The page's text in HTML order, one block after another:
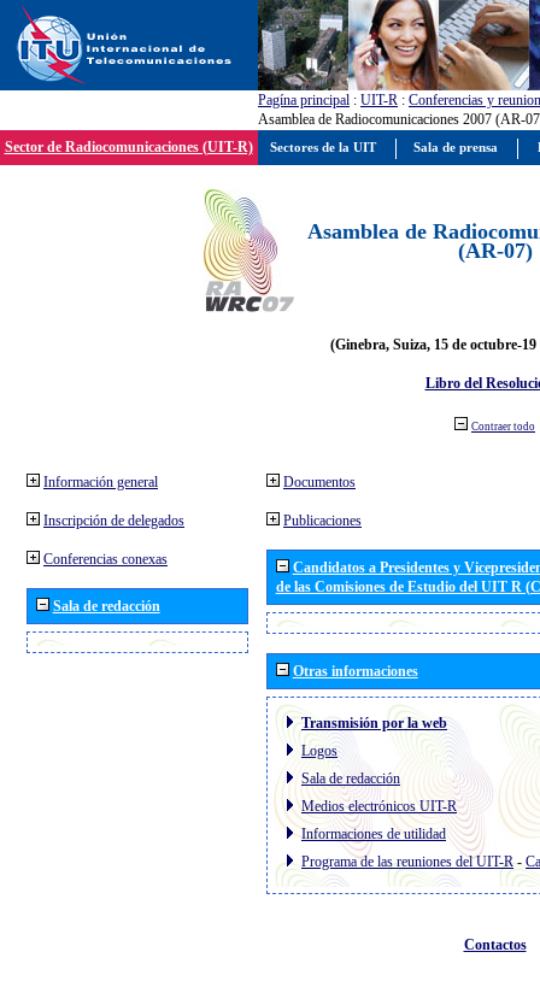
Pagína principal : UIT-R : Conferencias y
Asamblea de Radiocomunicaciones 2007 (AR-
Sector de Radiocomunicaciones (UIT-R)
Asamblea de
(AR-07)
(Ginebra, Suiza, 15 de octubre-19
Libro del
Contraer todo
Información general
Inscripción de delegados
Conferencias conexas
Sala de redacción
Documentos
Publicaciones
Candidatos a Presidentes y
de las Comisiones de Estudio del UIT R
Otras informaciones
Transmisión por la web
Logos
Sala de redacción
Medios electrónicos UIT-R
Informaciones de utilidad
Programa de las reuniones del UIT-R-
Contactos
Sectores de la UIT Sala de prensa